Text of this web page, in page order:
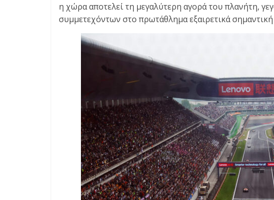
η χώρα αποτελεί τη μεγαλύτερη αγορά του πλανήτη,
συμμετεχόντων στο πρωτάθλημα εξαιρετικά